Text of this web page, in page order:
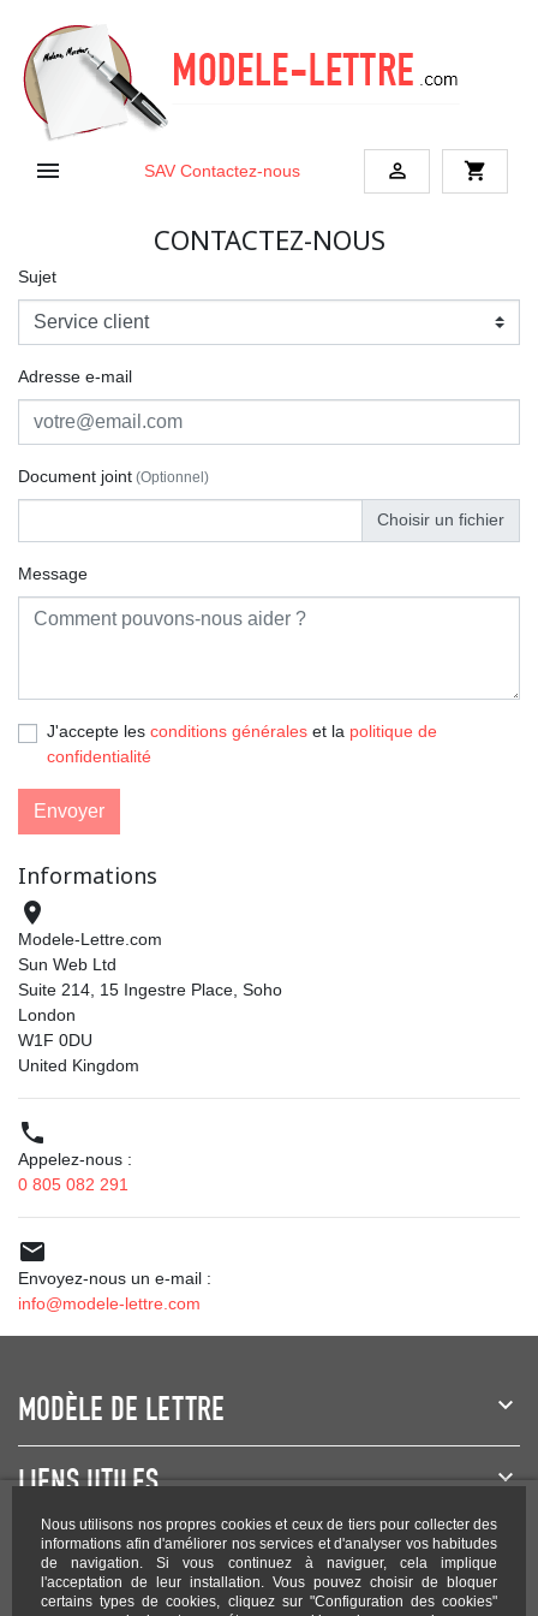
Nous utilisons nos propres cookies et ceux de tiers pour collecter des
informations afin d'améliorer nos services et d'analyser vos habitudes
de navigation. Si vous continuez à naviguer, cela implique
l'acceptation de leur installation. Vous pouvez choisir de bloquer
certains types de cookies, cliquez sur "Configuration des cookies"
 SAV Contactez-nous  shopping_cart
Informations

Modele-Lettre.com
Sun Web Ltd
Suite 214, 15 Ingestre Place, Soho
London
W1F 0DU
United Kingdom

Appelez-nous :
0 805 082 291

Envoyez-nous un e-mail :
info@modele-lettre.com
CONTACTEZ-NOUS
Sujet
Adresse e-mail
Document joint (Optionnel)
Message
J'accepte les conditions générales et la politique de
confidentialité
MODÈLE DE LETTRE
LIENS UTILES
NEWSLETTER